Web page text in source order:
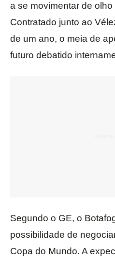
a se movimentar de olho
Contratado junto ao
de um ano, o meia de
futuro debatido
Segundo o GE, o
possibilidade de
Copa do Mundo. A